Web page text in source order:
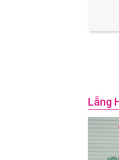
Lẵng